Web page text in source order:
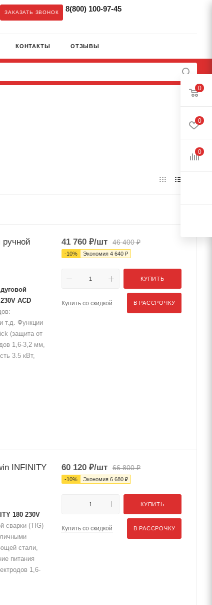
ЗАКАЗАТЬ ЗВОНОК 8(800) 100-97-45
КОНТАКТЫ ОТЗЫВЫ
ручной
ACD
т.д. Функции
(защита от
1,6-3,2 мм,
3.5 кВт,
41 760 ₽/шт 46 400₽
-10% Экономия 4 640 ₽
КУПИТЬ
Купить со скидкой В РАССРОЧКУ
INFINITY
180 230V
сварки (TIG)
стали,
питания
1,6-
60 120 ₽/шт 66 800₽
-10% Экономия 6 680 ₽
КУПИТЬ
Купить со скидкой В РАССРОЧКУ
0
0
0